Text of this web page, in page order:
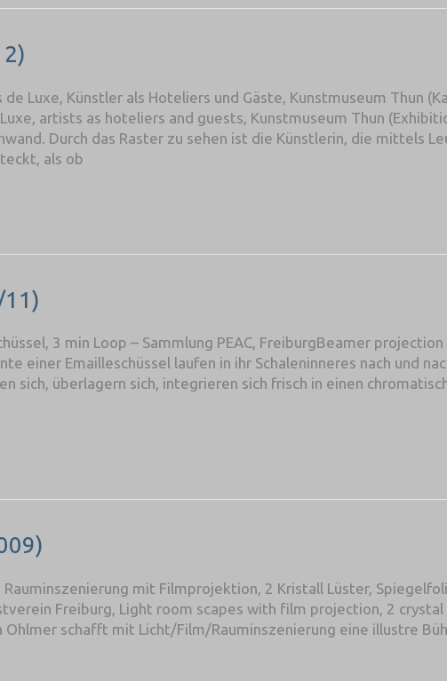
Luxe, Künstler als Hoteliers und Gäste, Kunstmuseum Thun
artists as hoteliers and guests, Kunstmuseum Thun
Durch das Raster zu sehen ist die Künstlerin, die mittels
als ob
3 min Loop – Sammlung PEAC, FreiburgBeamer
einer Emailleschüssel laufen in ihr Schaleninneres nach und
sich, überlagern sich, integrieren sich frisch in einen
Rauminszenierung mit Filmprojektion, 2 Kristall Lüster,
Freiburg, Light room scapes with film projection, 2
schafft mit Licht/Film/Rauminszenierung eine illustre